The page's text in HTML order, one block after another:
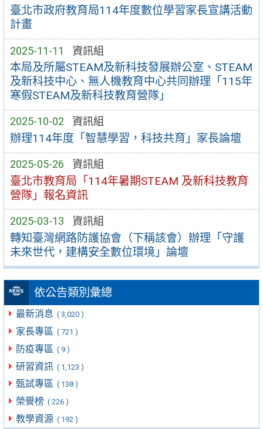
臺北市政府教育局114年度數位學習家長宣講活動
計畫
2025-11-11 資訊組
本局及所屬STEAM及新科技發展辦公室、STEAM
及新科技中心、無人機教育中心共同辦理「115年
寒假STEAM及新科技教育營隊」
2025-10-02 資訊組
辦理114年度「智慧學習，科技共育」家長論壇
2025-05-26 資訊組
臺北市教育局「114年暑期STEAM 及新科技教育
營隊」報名資訊
2025-03-13 資訊組
轉知臺灣網路防護協會（下稱該會）辦理「守護
未來世代，建構安全數位環境」論壇
依公告類別彙總
最新消息 ( 3,020 )
家長專區 ( 721 )
防疫專區 ( 9 )
研習資訊 ( 1,123 )
甄試專區 ( 138 )
榮譽榜 ( 226 )
教學資源 ( 192 )